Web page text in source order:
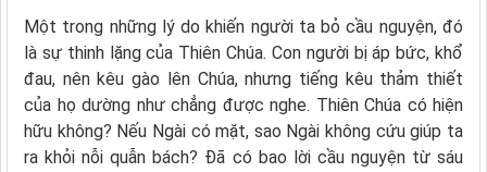
Một trong những lý do khiến người ta bỏ cầu nguyện, đó
là sự thinh lặng của Thiên Chúa. Con người bị áp bức, khổ
đau, nên kêu gào lên Chúa, nhưng tiếng kêu thảm thiết
của họ dường như chẳng được nghe. Thiên Chúa có hiện
hữu không? Nếu Ngài có mặt, sao Ngài không cứu giúp ta
ra khỏi nỗi quẫn bách? Đã có bao lời cầu nguyện từ sáu